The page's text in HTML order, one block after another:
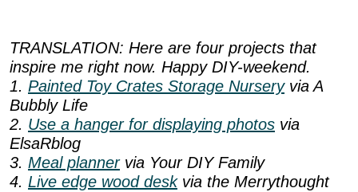
TRANSLATION: Here are four projects that
inspire me right now. Happy DIY-weekend.
1. Painted Toy Crates Storage Nurseryvia A
Bubbly Life
2. Use a hanger for displaying photos via
ElsaRblog
3. Meal plannervia Your DIY Family
4. Live edge wood deskvia the Merrythought